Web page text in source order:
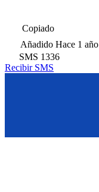
Copiado
Añadido Hace 1 año
SMS 1336
Recibir SMS